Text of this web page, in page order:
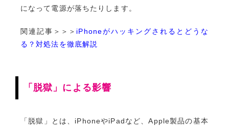
になって電源が落ちたりします。
関連記事＞＞＞ iPhoneがハッキングされるとどうな
る？対処法を徹底解説
「脱獄」による影響
「脱獄」とは、iPhoneやiPadなど、Apple製品の基本